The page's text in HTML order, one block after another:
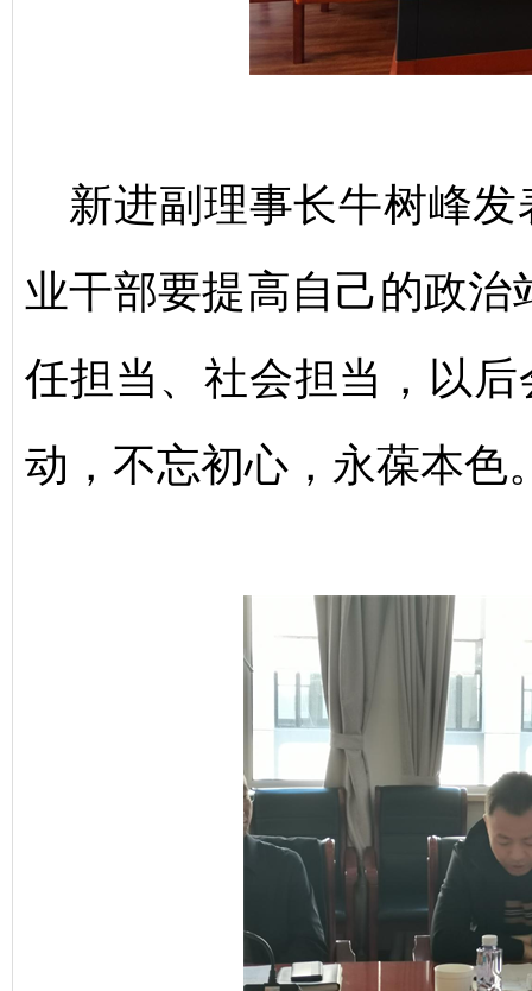
新进副理事长牛树峰
业干部要提高自己的政
任担当、社会担当，以
动，不忘初心，永葆本色